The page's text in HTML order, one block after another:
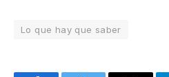
Lo que hay que saber